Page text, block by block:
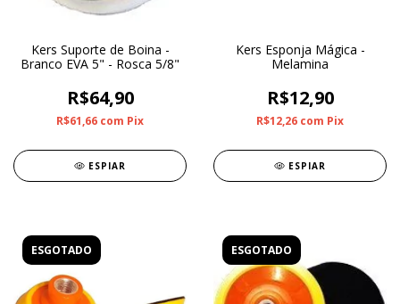
Kers Suporte de Boina -
Branco EVA 5" - Rosca 5/8"
R$64,90
R$61,66 com Pix
ESPIAR
Kers Esponja Mágica -
Melamina
R$12,90
R$12,26 com Pix
ESPIAR
ESGOTADO ESGOTADO